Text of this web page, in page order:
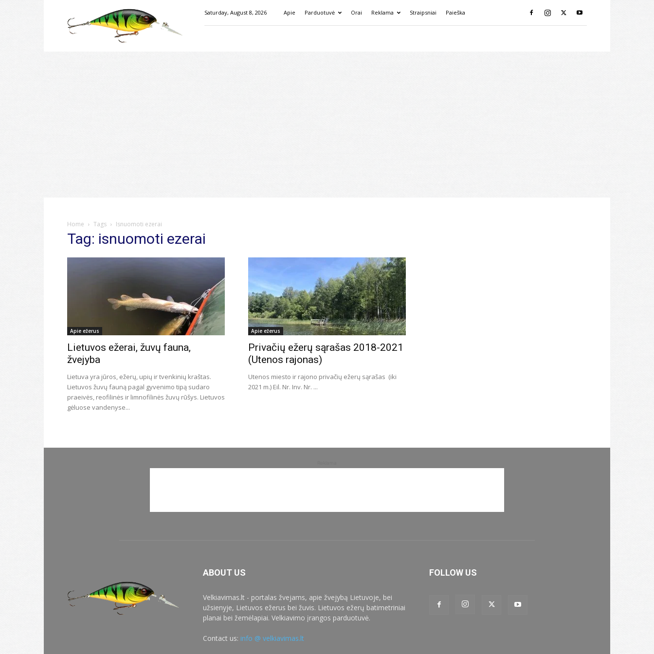
Saturday, August 8, 2026 Apie Parduotuvė Orai Reklama Straipsniai Paieška
Home Tags Isnuomoti ezerai
Tag: isnuomoti ezerai
Apie ežerus
Lietuvos ežerai, žuvų fauna,
žvejyba
Lietuva yra jūros, ežerų, upių ir tvenkinių kraštas.
Lietuvos žuvų fauną pagal gyvenimo tipą sudaro
praeivės, reofilinės ir limnofilinės žuvų rūšys. Lietuvos
gėluose vandenyse...
Apie ežerus
Privačių ežerų sąrašas 2018-2021
(Utenos rajonas)
Utenos miesto ir rajono privačių ežerų sąrašas (iki
2021 m.) Eil. Nr. Inv. Nr. ...
ABOUT US
Velkiavimas.lt - portalas žvejams, apie žvejybą Lietuvoje, bei
užsienyje, Lietuvos ežerus bei žuvis. Lietuvos ežerų batimetriniai
planai bei žemėlapiai. Velkiavimo įrangos parduotuvė.
Contact us: info @ velkiavimas.lt
FOLLOW US